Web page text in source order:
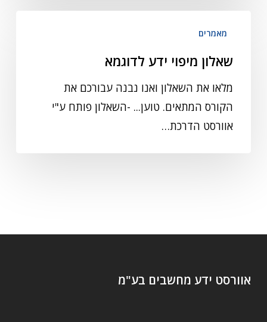
מאמרים
שאלון מיפוי ידע לדוגמא
מלאו את השאלון ואנו נבנה עבורכם את
הקורס המתאים. טוען... -השאלון פותח ע"י
אוורסט הדרכת…
אוורסט ידע מחשבים בע"מ